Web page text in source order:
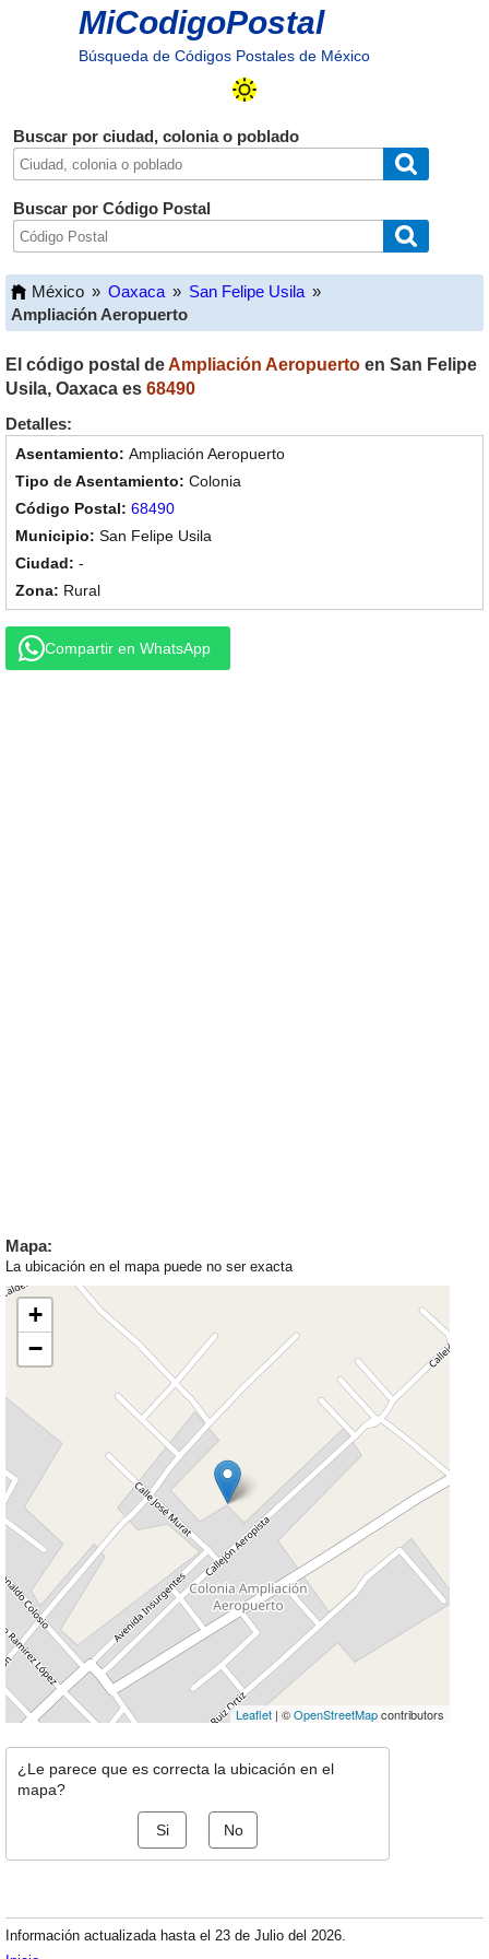
MiCodigoPostal
Búsqueda de Códigos Postales de México
Buscar por ciudad, colonia o poblado
Buscar por Código Postal
México » Oaxaca » San Felipe Usila »
Ampliación Aeropuerto
El código postal deAmpliación Aeropuerto en San Felipe
Usila, Oaxaca es 68490
Detalles:
Ampliación Aeropuerto
Colonia
68490
San Felipe Usila
-
Rural
Compartir en WhatsApp
Mapa:
La ubicación en el mapa puede no ser exacta
+
−
Leaflet | ©OpenStreetMapcontributors
¿Le parece que es correcta la ubicación en el
mapa?
Si No
Información actualizada hasta el 23 de Julio del 2026.